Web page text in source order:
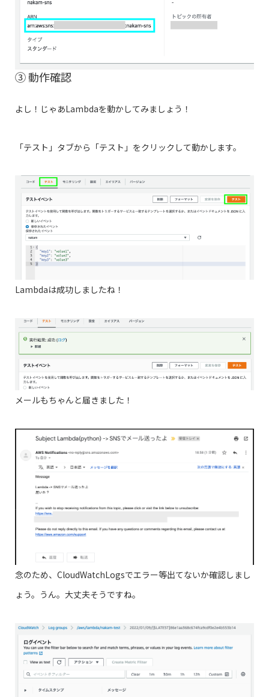
③ 動作確認
よし！じゃあLambdaを動かしてみましょう！
「テスト」タブから「テスト」をクリックして動かします。
Lambdaは成功しましたね！
メールもちゃんと届きました！
念のため、CloudWatchLogsでエラー等出てないか確認しまし
ょう。うん。大丈夫そうですね。